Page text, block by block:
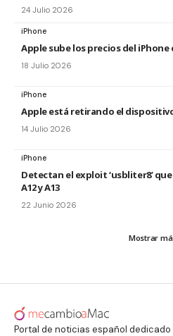
24 Julio 2026
iPhone
Apple sube los precios del iPhone
18 Julio 2026
iPhone
Apple está retirando el
14 Julio 2026
iPhone
Detectan el exploit ‘usbliter8’
A12 y A13
22 Junio 2026
Mostrar
Portal de noticias español dedicado